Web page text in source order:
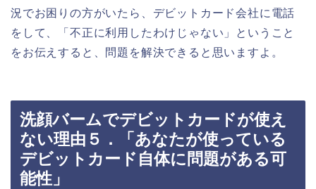
況でお困りの方がいたら、デビットカード会社に電話
をして、「不正に利用したわけじゃない」ということ
をお伝えすると、問題を解決できると思いますよ。
洗顔バームでデビットカードが使え
ない理由５．「あなたが使っている
デビットカード自体に問題がある可
能性」